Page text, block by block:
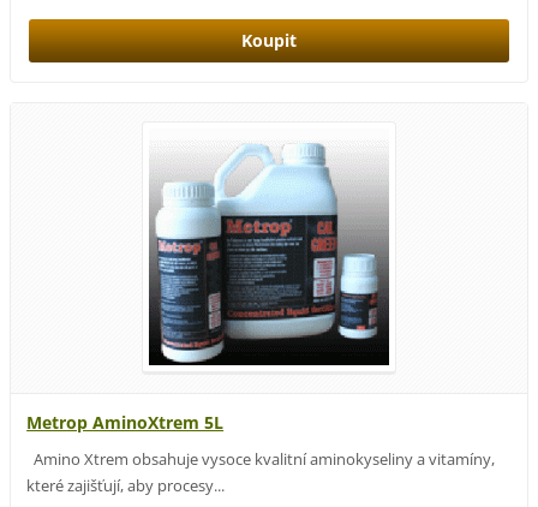
Metrop AminoXtrem 5L
Amino Xtrem obsahuje vysoce kvalitní aminokyseliny a vitamíny,
které zajišťují, aby procesy...